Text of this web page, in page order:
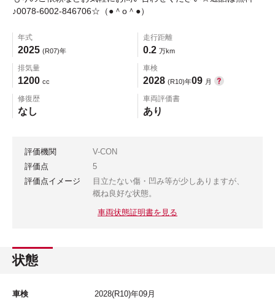
♪0078-6002-846706☆（●＾o＾●）
年式
2025 (R07)年
走行距離
0.2 万km
排気量
1200 cc
車検
2028 (R10)年09 月
修復歴
なし
車両評価書
あり
評価機関
V-CON
評価点
5
評価点イメージ
目立たない傷・凹み等が少しありますが、
概ね良好な状態。
車両状態証明書を見る
状態
車検 2028(R10)年09 月